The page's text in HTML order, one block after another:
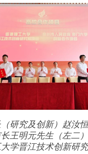
研究及创新）赵汝
王明元先生（左二
大学晋江技术创新研究